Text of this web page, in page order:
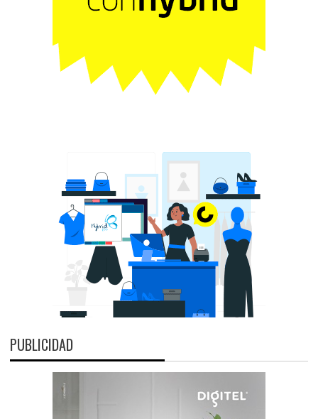
PUBLICIDAD